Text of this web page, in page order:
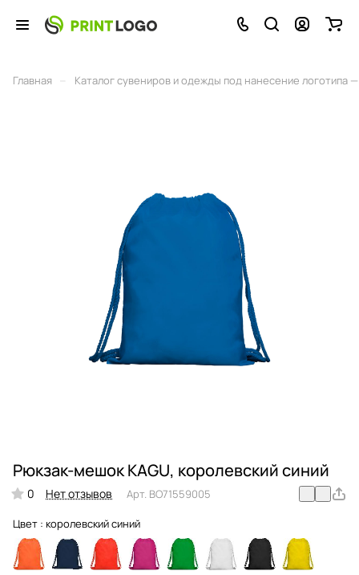
Главная Каталог сувениров и одежды под нанесение логотипа
Рюкзак-мешок KAGU, королевский синий
0 Нет отзывов Арт. BO71559005
Цвет : королевский синий